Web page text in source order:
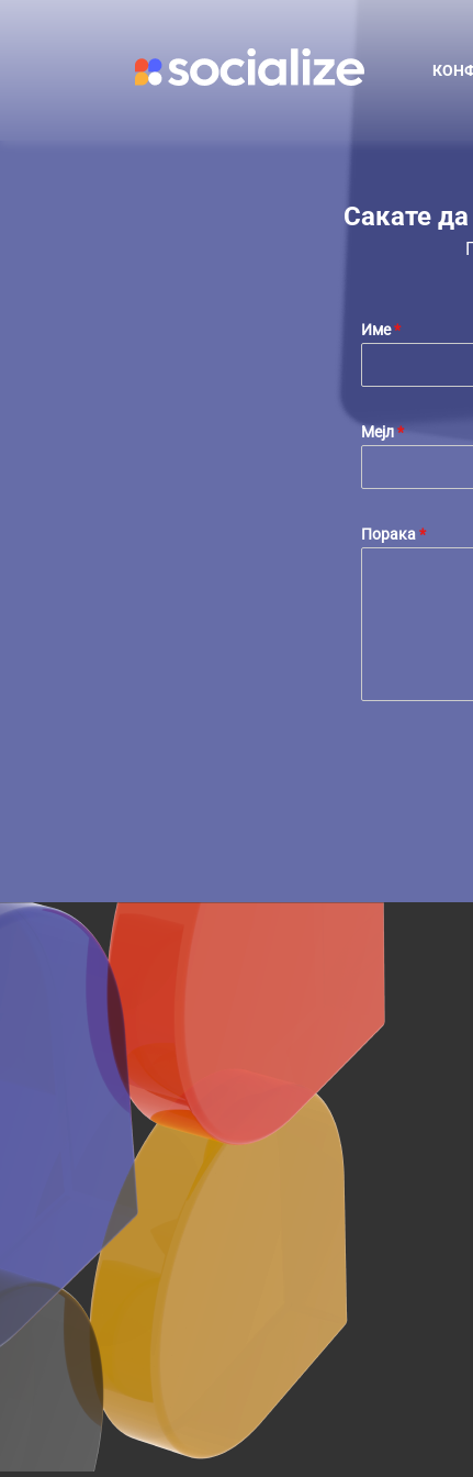
Сакате
Име*
Мејл*
Порака*